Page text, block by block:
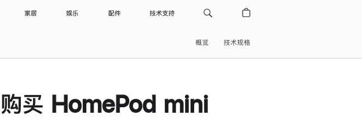
家居 娱乐 配件 技术支持
概览 技术规格
购买 HomePod mini